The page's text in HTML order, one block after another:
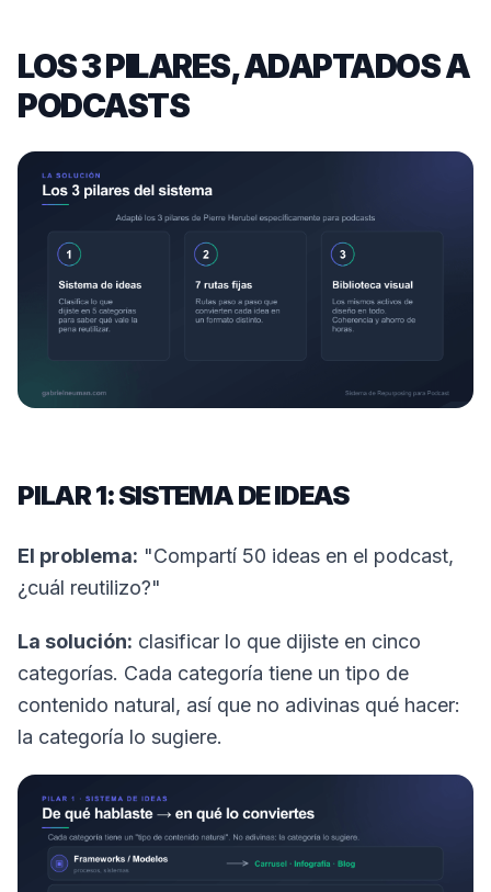
LOS 3 PILARES, ADAPTADOS A
PODCASTS
PILAR 1: SISTEMA DE IDEAS
El problema: "Compartí 50 ideas en el podcast,
¿cuál reutilizo?"
La solución: clasificar lo que dijiste en cinco
categorías. Cada categoría tiene un tipo de
contenido natural, así que no adivinas qué hacer:
la categoría lo sugiere.